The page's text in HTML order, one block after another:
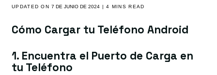
UPDATED ON7 DE JUNIO DE 2024 | 4 MINS READ
Cómo Cargar tu Teléfono Android
1. Encuentra el Puerto de Carga en
tu Teléfono